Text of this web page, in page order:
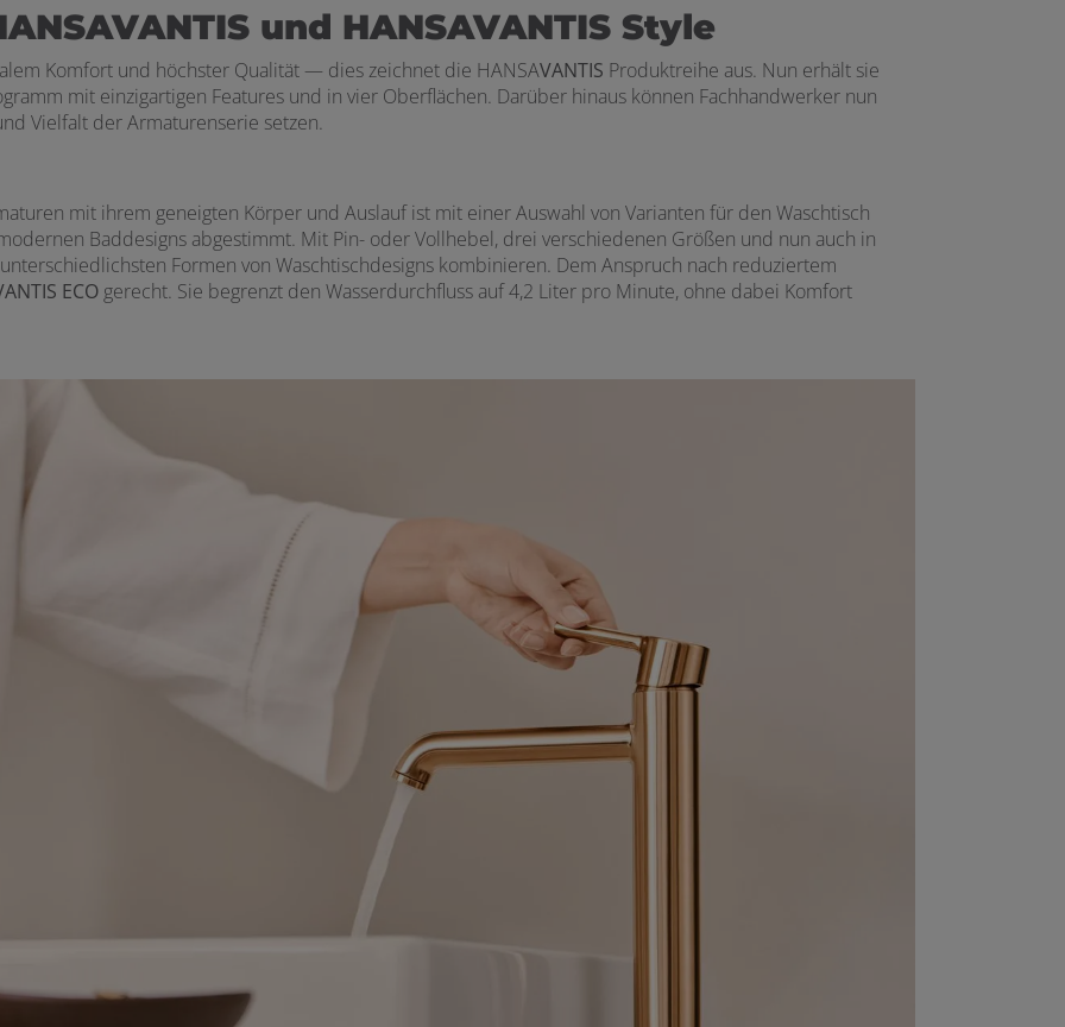
und HANSAVANTIS Style
Komfort und höchster Qualität — dies zeichnet die HANSAVANTIS Produktreihe aus. Nun erhält sie
mit einzigartigen Features und in vier Oberflächen. Darüber hinaus können Fachhandwerker nun
Vielfalt der Armaturenserie setzen.
mit ihrem geneigten Körper und Auslauf ist mit einer Auswahl von Varianten für den Waschtisch
Baddesigns abgestimmt. Mit Pin- oder Vollhebel, drei verschiedenen Größen und nun auch in
Formen von Waschtischdesigns kombinieren. Dem Anspruch nach reduziertem
ECO gerecht. Sie begrenzt den Wasserdurchfluss auf 4,2 Liter pro Minute, ohne dabei Komfort